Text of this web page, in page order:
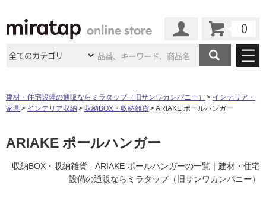
商品カテゴリ
キッチン 浴室（風呂・
ム）・トイレ
ドア（扉）・建具・玄関
施工事例
施工事例 法人案件納入事例
ミラタップのあるくらし お客様訪問インタビュー
ショールーム
ショールームのご案内 東京ショールーム
サポート
建材・住宅設備の通販ならミラタップ（旧サンワカンパニー）
インテリア・
家具
インテリア収納 収納BOX・収納雑貨 ARIAKE ポールハンガー
ARIAKE ポールハンガー
収納BOX・収納雑貨 - ARIAKE ポールハンガーの一覧｜建材・住宅
設備の通販ならミラタップ（旧サンワカンパニー）